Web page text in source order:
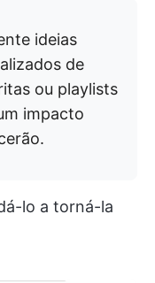
ideias
de
ou playlists
impacto
lo a torná-la